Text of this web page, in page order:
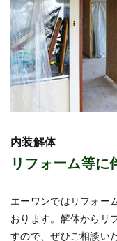
内装解体
リフォーム等に
エーワンではリフォー
おります。解体からリ
すので、ぜひご相談い